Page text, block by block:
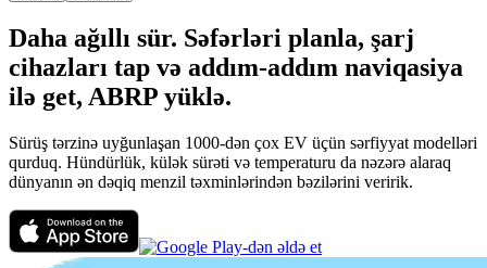
Daha ağıllı sür. Səfərləri planla, şarj
cihazları tap və addım-addım naviqasiya
ilə get, ABRP yüklə.
Sürüş tərzinə uyğunlaşan 1000-dən çox EV üçün sərfiyyat modelləri
qurduq. Hündürlük, külək sürəti və temperaturu da nəzərə alaraq
dünyanın ən dəqiq menzil təxminlərindən bəzilərini veririk.